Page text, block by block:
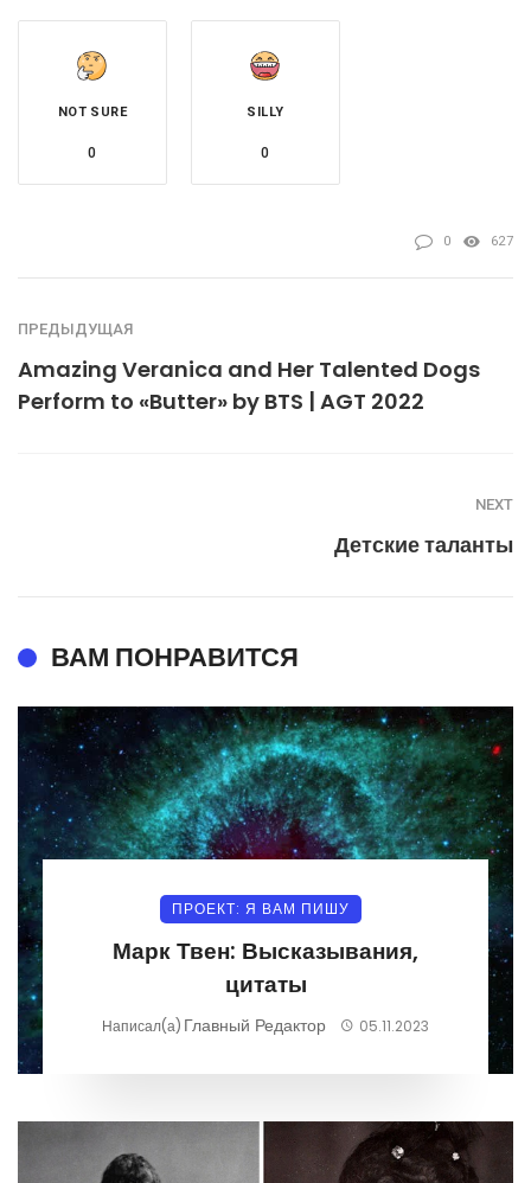
NOT SURE
0
SILLY
0
0 627
ПРЕДЫДУЩАЯ
Amazing Veranica and Her Talented Dogs
Perform to «Butter» by BTS | AGT 2022
NEXT
Детские таланты
ВАМ ПОНРАВИТСЯ
ПРОЕКТ: Я ВАМ ПИШУ
Марк Твен: Высказывания,
цитаты
Написал(а) Главный Редактор 05.11.2023